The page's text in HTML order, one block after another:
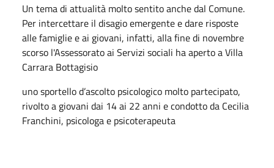
Un tema di attualità molto sentito anche dal Comune.
Per intercettare il disagio emergente e dare risposte
alle famiglie e ai giovani, infatti, alla fine di novembre
scorso l'Assessorato ai Servizi sociali ha aperto a Villa
Carrara Bottagisio
uno sportello d’ascolto psicologico molto partecipato,
rivolto a giovani dai 14 ai 22 anni e condotto da Cecilia
Franchini, psicologa e psicoterapeuta